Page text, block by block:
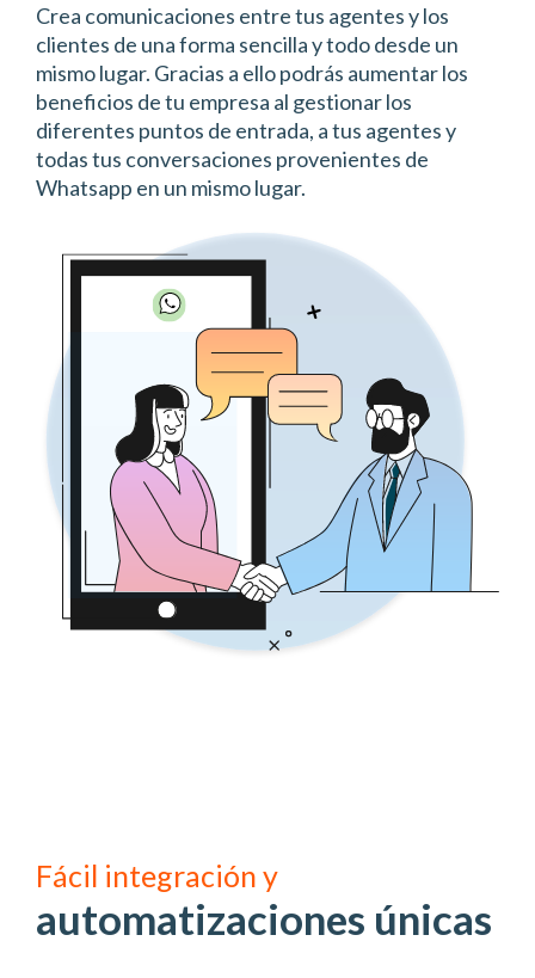
Crea comunicaciones entre tus agentes y los
clientes de una forma sencilla y todo desde un
mismo lugar. Gracias a ello podrás aumentar los
beneficios de tu empresa al gestionar los
diferentes puntos de entrada, a tus agentes y
todas tus conversaciones provenientes de
Whatsapp en un mismo lugar.
Fácil integración y
automatizaciones únicas